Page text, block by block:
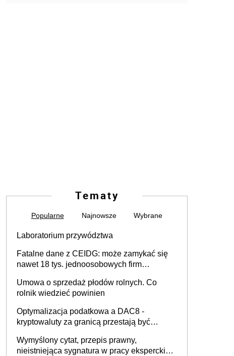
Tematy
Popularne Najnowsze Wybrane
Laboratorium przywództwa
Fatalne dane z CEIDG: może zamykać się
nawet 18 tys. jednoosobowych firm
Umowa o sprzedaż płodów rolnych. Co
rolnik wiedzieć powinien
Optymalizacja podatkowa a DAC8 -
kryptowaluty za granicą przestają być
Wymyślony cytat, przepis prawny,
nieistniejąca sygnatura w pracy eksperckiej -